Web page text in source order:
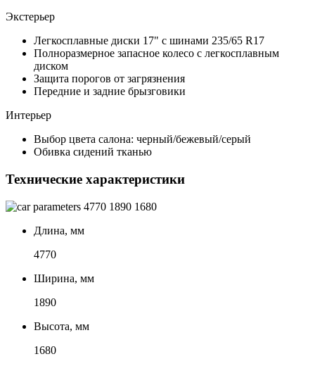
Экстерьер
Легкосплавные диски 17" с шинами 235/65 R17
Полноразмерное запасное колесо с легкосплавным
диском
Защита порогов от загрязнения
Передние и задние брызговики
Интерьер
Выбор цвета салона: черный/бежевый/серый
Обивка сидений тканью
Технические характеристики
4770 1890 1680
Длина, мм
4770
Ширина, мм
1890
Высота, мм
1680